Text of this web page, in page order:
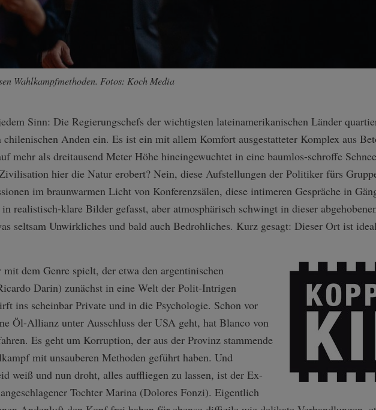
Wahlkampfmethoden. Fotos: Koch Media
Sinn: Die Regierungschefs der wichtigsten lateinamerikanischen Länder
Anden ein. Es ist ein mit allem Komfort ausgestatteter Komplex aus
mehr als dreitausend Meter Höhe hineingewuchtet in eine baumlos-schroffe
hier die Natur erobert? Nein, diese Aufstellungen der Politiker fürs
im braunwarmen Licht von Konferenzsälen, diese intimeren Gespräche in
realistisch-klare Bilder gefasst, aber atmosphärisch schwingt in dieser
seltsam Unwirkliches und bald auch Bedrohliches. Kurz gesagt: Dieser Ort ist
dem Genre spielt, der etwa den argentinischen
Darin) zunächst in eine Welt der Polit-Intrigen
ins scheinbar Private und in die Psychologie. Schon vor
Öl-Allianz unter Ausschluss der USA geht, hat Blanco von
Es geht um Korruption, der aus der Provinz stammende
mit unsauberen Methoden geführt haben. Und
weiß und nun droht, alles auffliegen zu lassen, ist der Ex-
Tochter Marina (Dolores Fonzi). Eigentlich